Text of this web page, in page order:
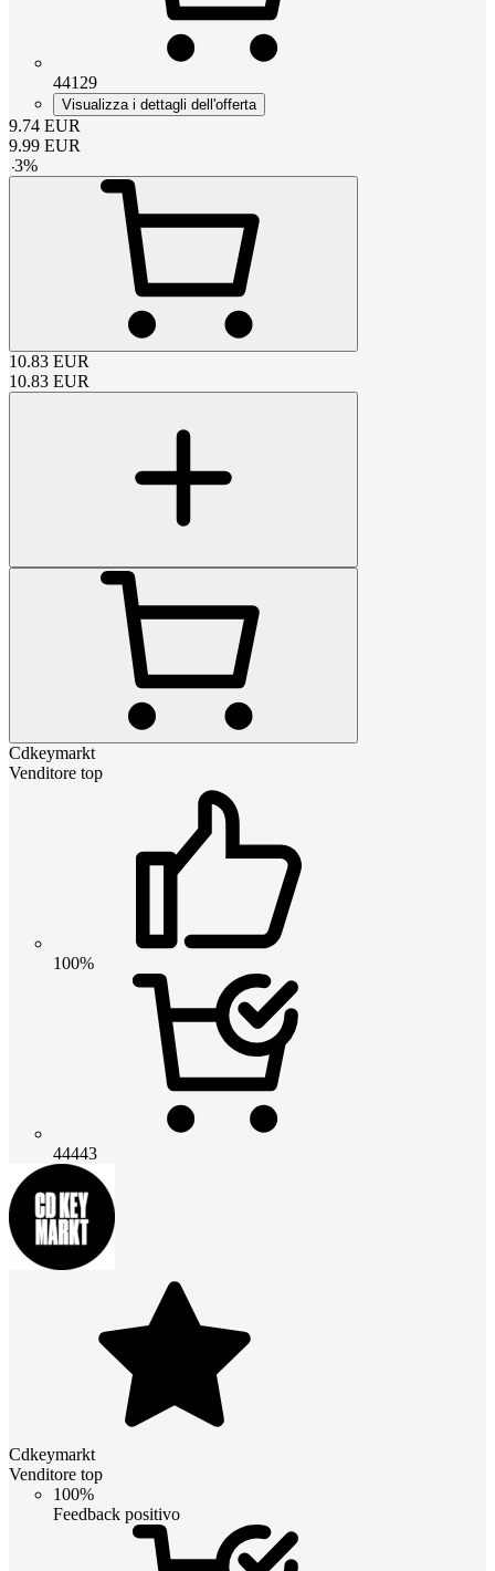
44129
Visualizza i dettagli dell'offerta
9.74 EUR
9.99 EUR
-3%
10.83 EUR
10.83 EUR
Cdkeymarkt
Venditore top
100%
44443
Cdkeymarkt
Venditore top
100%
Feedback positivo